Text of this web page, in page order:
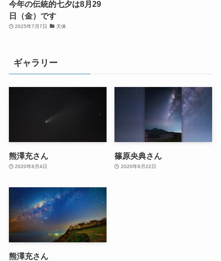
今年の伝統的七夕は8月29
日（金）です
2025年7月7日 天体
ギャラリー
熊澤充さん
2020年8月4日
篠原央典さん
2020年6月22日
熊澤充さん